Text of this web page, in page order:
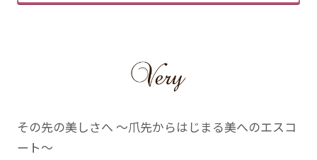
その先の美しさへ ～爪先からはじまる美へのエスコ
ート～